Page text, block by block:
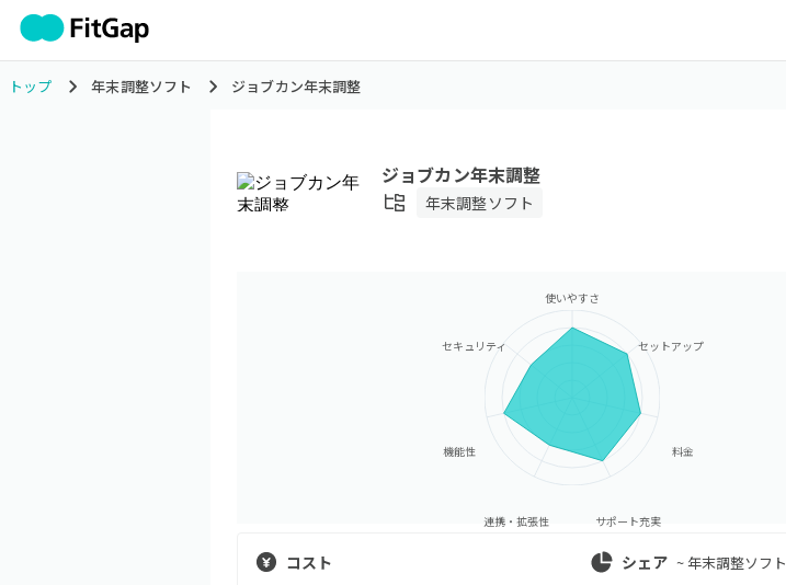
トップ 年末調整ソフト ジョブカン年末調整
ジョブカン年末調整
年末調整ソフト
使いやすさ
セットアップ
料金
サポート充実
連携・拡張性
機能性
セキュリティ
コスト シェア ~年末調整ソフト